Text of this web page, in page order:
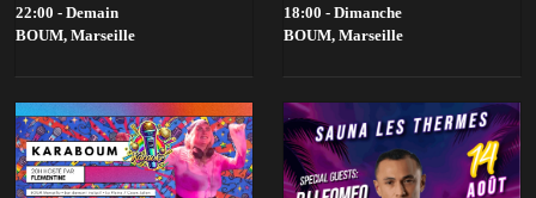
22:00 - Demain
BOUM, Marseille
18:00 - Dimanche
BOUM, Marseille